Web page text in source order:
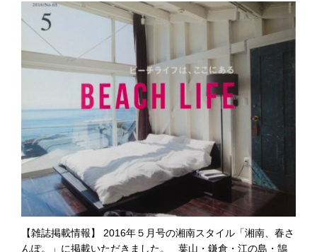
【雑誌掲載情報】 2016年５月号の湘南スタイル「湘南、春さ
んぽ。」に掲載いただきました。 葉山・鎌倉・江の島・鵠